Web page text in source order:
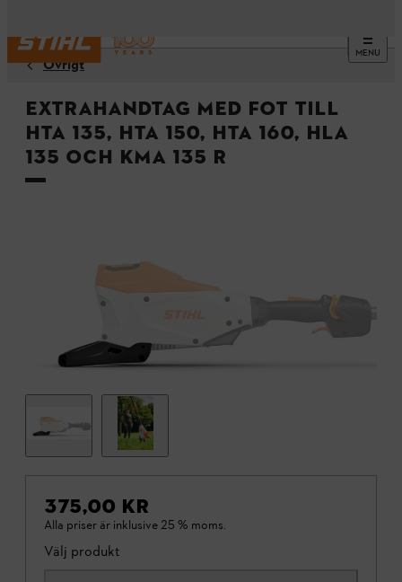
MENU
Övrigt
Extrahandtag med fot till
HTA 135, HTA 150, HTA 160, HLA
135 och KMA 135 R
375,00 KR
Alla priser är inklusive 25 % moms.
Välj produkt